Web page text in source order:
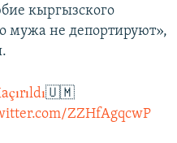
кыргызского
мужа не депортируют»,
🇺🇲
ZZHfAgqcwP